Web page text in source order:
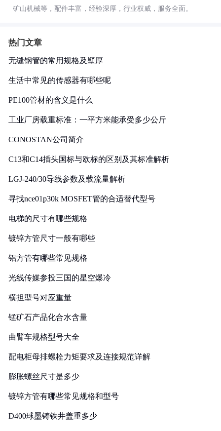
矿山机械等，配件丰富，经验深厚，行业权威，服务全面。
热门文章
无缝钢管的常用规格及壁厚
生活中常见的传感器有哪些呢
PE100管材的含义是什么
工业厂房载重标准：一平方米能承受多少公斤
CONOSTAN公司简介
C13和C14插头国标与欧标的区别及其标准解析
LGJ-240/30导线参数及载流量解析
寻找nce01p30k MOSFET管的合适替代型号
电梯的尺寸有哪些规格
镀锌方管尺寸一般有哪些
铝方管有哪些常见规格
光线传媒参投三国的星空爆冷
横担型号对应重量
锰矿石产品化合水含量
曲臂车规格型号大全
配电柜母排螺栓力矩要求及连接规范详解
膨胀螺丝尺寸是多少
镀锌方管有哪些常见规格和型号
D400球墨铸铁井盖重多少